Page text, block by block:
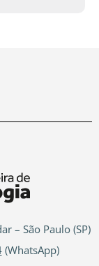
– São Paulo (SP)
(WhatsApp)